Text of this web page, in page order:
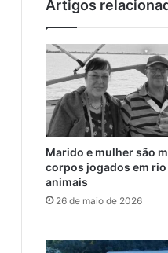
Artigos
Marido e mulher são
corpos jogados em rio
animais
26 de maio de 2026